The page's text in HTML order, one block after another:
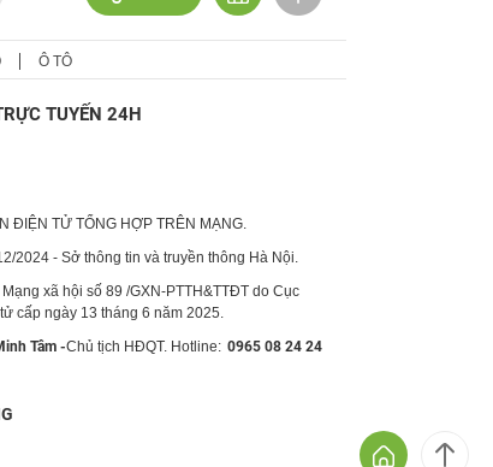
Ô TÔ
TUYẾN 24H
ĐIỆN TỬ TỔNG HỢP TRÊN MẠNG.
2024 - Sở thông tin và truyền thông Hà Nội.
xã hội số 89 /GXN-PTTH&TTĐT do Cục
cấp ngày 13 tháng 6 năm 2025.
Tâm -Chủ tịch HĐQT. Hotline: 0965 08 24 24